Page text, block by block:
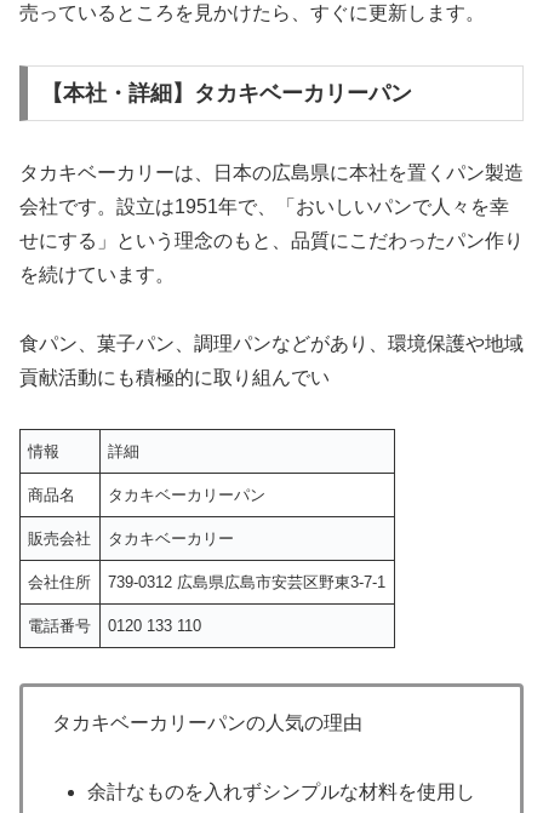
売っているところを見かけたら、すぐに更新します。
【本社・詳細】タカキベーカリーパン
タカキベーカリーは、日本の広島県に本社を置くパン製造
会社です。設立は1951年で、「おいしいパンで人々を幸
せにする」という理念のもと、品質にこだわったパン作り
を続けています。
食パン、菓子パン、調理パンなどがあり、環境保護や地域
貢献活動にも積極的に取り組んでい
情報 詳細
商品名 タカキベーカリーパン
販売会社 タカキベーカリー
会社住所 739-0312 広島県広島市安芸区野東3-7-1
電話番号 0120 133 110
タカキベーカリーパンの人気の理由
余計なものを入れずシンプルな材料を使用し